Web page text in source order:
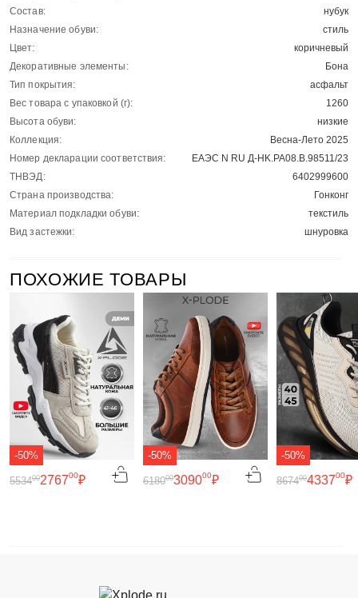
Состав:
нубук
Назначение обуви:
стиль
Цвет:
коричневый
Декоративные элементы:
Бона
Тип покрытия:
асфальт
Вес товара с упаковкой (г):
1260
Высота обуви:
низкие
Коллекция:
Весна-Лето 2025
Номер декларации соответствия:
ЕАЭС N RU Д-HK.РА08.В.98511/23
ТНВЭД:
6402999600
Страна производства:
Гонконг
Материал подкладки обуви:
текстиль
Вид застежки:
шнуровка
ПОХОЖИЕ ТОВАРЫ
-50%
276700₽
553400
-50%
309000₽
618000
-50%
433700₽
867400